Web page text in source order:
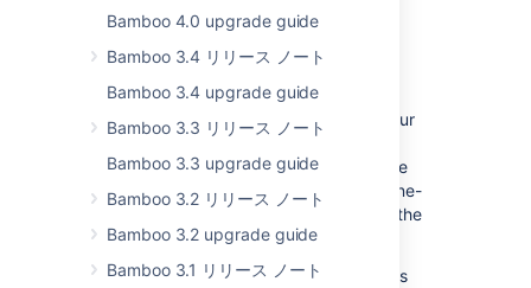
Bamboo 4.0 upgrade guide
Bamboo 3.4 リリース ノート
Bamboo 3.4 upgrade guide
Bamboo 3.3 リリース ノート
Bamboo 3.3 upgrade guide
Bamboo 3.2 リリース ノート
Bamboo 3.2 upgrade guide
Bamboo 3.1 リリース ノート
DATA CENTER SERVER
Instead of verifying or troubleshooting your
Bamboo YAML Specs configuration by
repeatedly pushing changes to the source
code, you can now quickly and reliably fine-
tune and validate your YAML Specs with the
new YAML Specs validator.
The validator can check your YAML Specs